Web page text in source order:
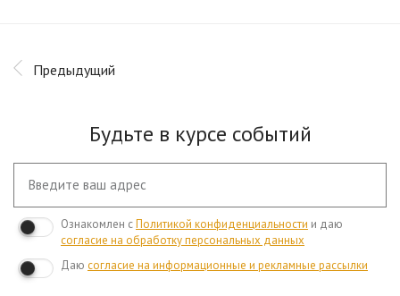
Предыдущий
Будьте в курсе событий
Ознакомлен сПолитикой конфиденциальности и даю
согласие на обработку персональных данных
Даю согласие на информационные и рекламные рассылки